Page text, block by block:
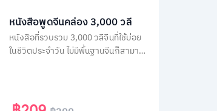
หนังสือพูดจีนคล่อง 3,000 วลี
หนังสือที่รวบรวม 3,000 วลีจีนที่ใช้บ่อย
ในชีวิตประจำวัน ไม่มีพื้นฐานจีนก็สามารถ
จีนได้ทันที